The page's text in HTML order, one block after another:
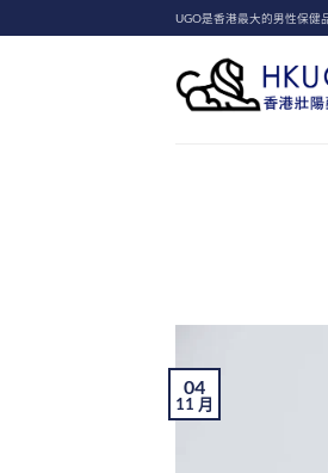
to
UGO是香港最大的男性保健
04
11 月